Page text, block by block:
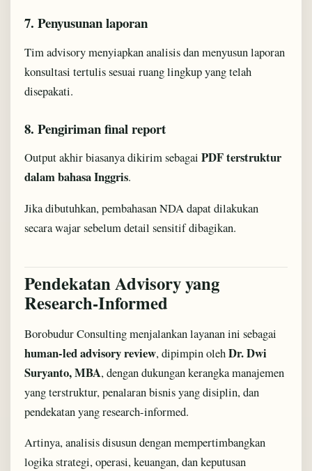
7. Penyusunan laporan
Tim advisory menyiapkan analisis dan menyusun laporan
konsultasi tertulis sesuai ruang lingkup yang telah
disepakati.
8. Pengiriman final report
Output akhir biasanya dikirim sebagai PDF terstruktur
dalam bahasa Inggris.
Jika dibutuhkan, pembahasan NDA dapat dilakukan
secara wajar sebelum detail sensitif dibagikan.
Pendekatan Advisory yang
Research-Informed
Borobudur Consulting menjalankan layanan ini sebagai
human-led advisory review, dipimpin olehDr. Dwi
Suryanto, MBA, dengan dukungan kerangka manajemen
yang terstruktur, penalaran bisnis yang disiplin, dan
pendekatan yang research-informed.
Artinya, analisis disusun dengan mempertimbangkan
logika strategi, operasi, keuangan, dan keputusan